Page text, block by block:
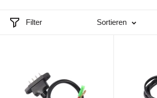
Filter Sortieren